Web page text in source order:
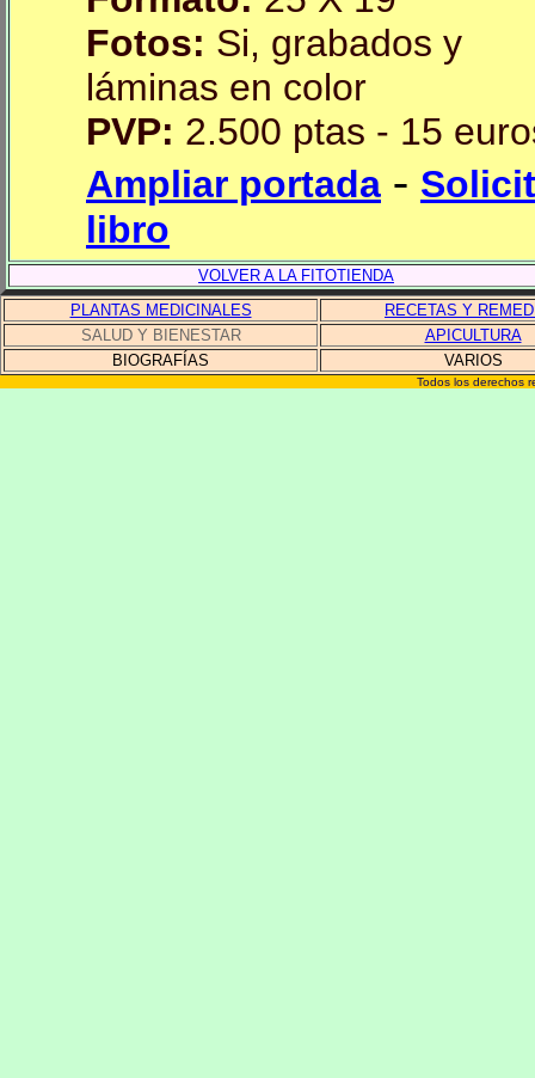
Fotos: Si, grabados y
láminas en color
PVP: 2.500 ptas - 15
Ampliar portada -
libro
VOLVER A LA FITOTIENDA
PLANTAS MEDICINALES
RECETAS Y
SALUD Y BIENESTAR
APICULTURA
BIOGRAFÍAS
VARIOS
Todos los derechos